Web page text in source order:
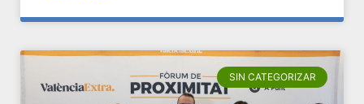
SIN CATEGORIZAR